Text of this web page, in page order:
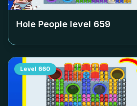
Hole People level 659
Level 660